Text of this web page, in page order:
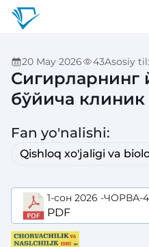
20 May 2026 43Asosiy til:
Сигирларнинг
бўйича клиник
Fan yo'nalishi:
Qishloq xo'jaligi va
1-сон 2026 -ЧОРВА-
PDF